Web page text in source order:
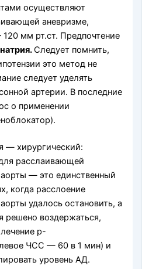
осуществляют
аневризме,
мм рт.ст. Предпочтение
Следует помнить,
это метод не
следует уделять
артерии. В последние
о применении
— хирургический:
расслаивающей
— это единственный
когда расслоение
удалось остановить, а
решено воздержаться,
р-
ЧСС — 60 в 1 мин) и
уровень АД.